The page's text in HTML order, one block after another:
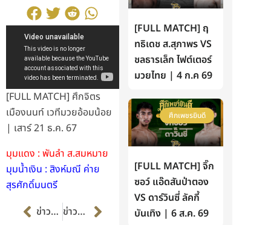
[FULL MATCH] ศึกจิตร
เมืองนนท์ เวทีมวยอ้อมน้อย
| เสาร์ 21 ธ.ค. 67
มุมแดง : พันลำ ส.สมหมาย
มุมน้ำเงิน : สิงห์มณี ค่าย
สุรศักดิ์มนตรี
Prevข่าวก่อนหน้า ข่าวต่อไป Next
[FULL MATCH] ฤ
ทธิเดช ส.สุภาพร VS
ชลธารเล็ก ไฟต์เตอร์
มวยไทย | 4 ก.ค 69
ศึกเพชรยินดี
[FULL MATCH] จิ๊ก
ซอว์ แอ๊ดสันป่าตอง
VS ดาร์วินซี่ ลัคกี้
บันเทิง | 6 ส.ค. 69